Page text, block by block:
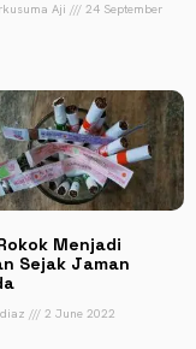
Aji
24 September
Menjadi
Sejak Jaman
2 June 2022